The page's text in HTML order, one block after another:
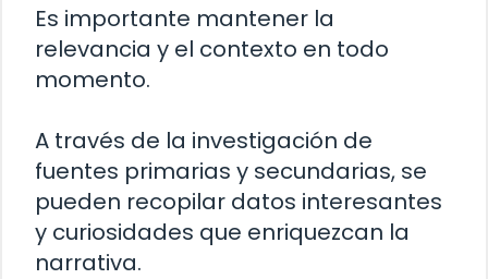
Es importante mantener la
relevancia y el contexto en todo
momento.
A través de la investigación de
fuentes primarias y secundarias, se
pueden recopilar datos interesantes
y curiosidades que enriquezcan la
narrativa.